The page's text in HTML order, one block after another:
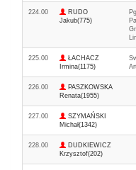
224.00
RUDO
Jakub(775)
225.00
ŁACHACZ
Irmina(1175)
226.00
PASZKOWSKA
Renata(1955)
227.00
SZYMAŃSKI
Michał(1342)
228.00
DUDKIEWICZ
Krzysztof(202)